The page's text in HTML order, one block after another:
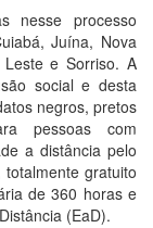
nesse processo
Juína, Nova
e Sorriso. A
social e desta
negros, pretos
pessoas com
a distância pelo
gratuito
de 360 horas e
(EaD).